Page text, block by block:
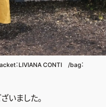
：LIVIANA CONTI /bag：
いました。